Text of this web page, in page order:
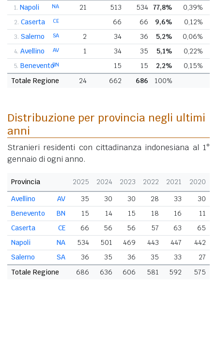
1. NA
Napoli 21 513 534 77,8% 0,39%
2. CE
Caserta 66 66 9,6% 0,12%
3. SA
Salerno 2 34 36 5,2% 0,06%
4. AV
Avellino 1 34 35 5,1% 0,22%
5. BN
Benevento 15 15 2,2% 0,15%
Totale Regione
24 662 686 100%
Distribuzione per provincia negli ultimi
anni
Stranieri residenti con cittadinanza indonesiana al 1°
gennaio di ogni anno.
Provincia 2025 2024 2023 2022 2021
2020
AV
Avellino 35 30 30 28 33
30
BN
Benevento 15 14 15 18 16
11
CE
Caserta 66 56 56 57 63
65
NA
Napoli 534 501 469 443 447
442
SA
Salerno 36 35 36 35 33
27
Totale Regione
686 636 606 581 592 575